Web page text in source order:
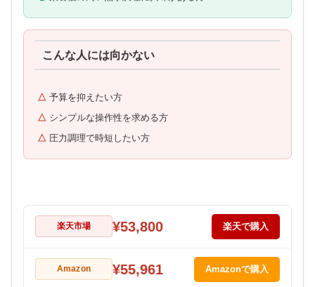
こんな人には向かない
予算を抑えたい方
シンプルな操作性を求める方
圧力調理で時短したい方
楽天市場 ¥53,800 楽天で購入
Amazon ¥55,961 Amazonで購入